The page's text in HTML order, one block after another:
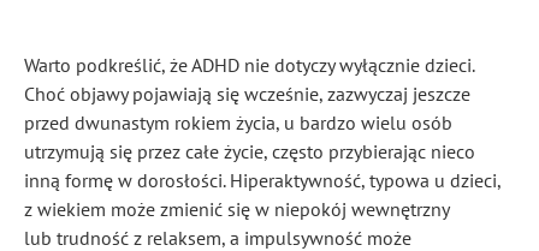
Warto podkreślić, że ADHD nie dotyczy wyłącznie dzieci.
Choć objawy pojawiają się wcześnie, zazwyczaj jeszcze
przed dwunastym rokiem życia, u bardzo wielu osób
utrzymują się przez całe życie, często przybierając nieco
inną formę w dorosłości. Hiperaktywność, typowa u dzieci,
z wiekiem może zmienić się w niepokój wewnętrzny
lub trudność z relaksem, a impulsywność może